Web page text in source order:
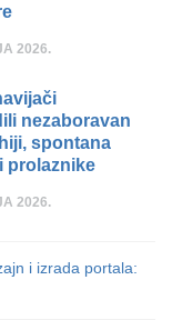
2026.
nezaboravan
spontana
prolaznike
2026.
i izrada portala: